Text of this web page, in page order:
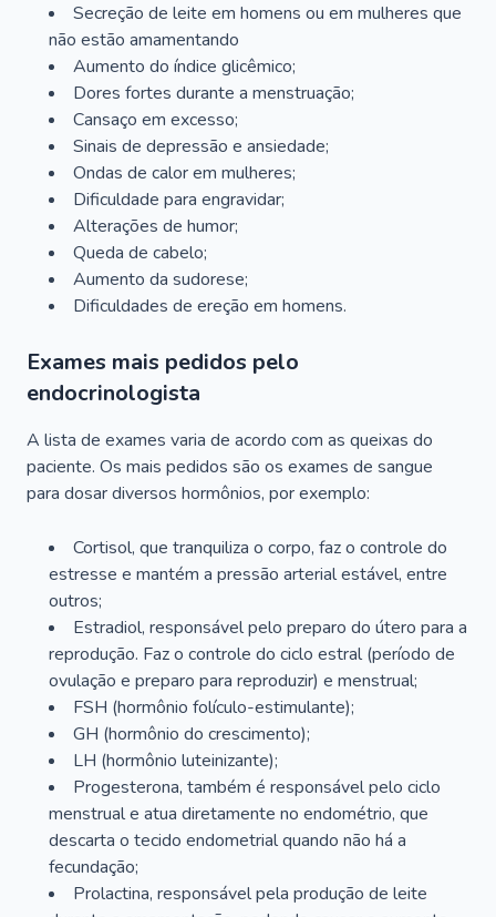
Secreção de leite em homens ou em mulheres que
não estão amamentando
Aumento do índice glicêmico;
Dores fortes durante a menstruação;
Cansaço em excesso;
Sinais de depressão e ansiedade;
Ondas de calor em mulheres;
Dificuldade para engravidar;
Alterações de humor;
Queda de cabelo;
Aumento da sudorese;
Dificuldades de ereção em homens.
Exames mais pedidos pelo
endocrinologista
A lista de exames varia de acordo com as queixas do
paciente. Os mais pedidos são os exames de sangue
para dosar diversos hormônios, por exemplo:
Cortisol, que tranquiliza o corpo, faz o controle do
estresse e mantém a pressão arterial estável, entre
outros;
Estradiol, responsável pelo preparo do útero para a
reprodução. Faz o controle do ciclo estral (período de
ovulação e preparo para reproduzir) e menstrual;
FSH (hormônio folículo-estimulante);
GH (hormônio do crescimento);
LH (hormônio luteinizante);
Progesterona, também é responsável pelo ciclo
menstrual e atua diretamente no endométrio, que
descarta o tecido endometrial quando não há a
fecundação;
Prolactina, responsável pela produção de leite